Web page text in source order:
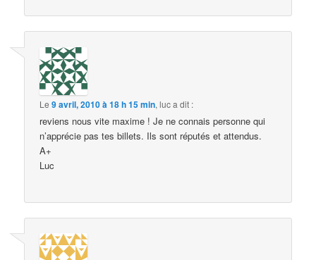
Le9 avril, 2010 à 18 h 15 min,luca dit :
reviens nous vite maxime ! Je ne connais personne qui
n’apprécie pas tes billets. Ils sont réputés et attendus.
A+
Luc